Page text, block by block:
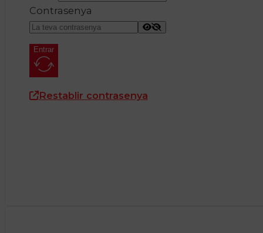
Contrasenya
Entrar
Restablir contrasenya